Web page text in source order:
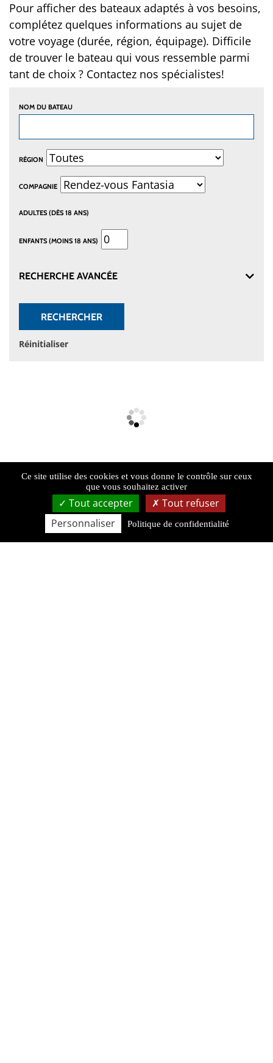
Pour afficher des bateaux adaptés à vos besoins,
complétez quelques informations au sujet de
votre voyage (durée, région, équipage). Difficile
de trouver le bateau qui vous ressemble parmi
tant de choix ? Contactez nos spécialistes!
NOM DU BATEAU
RÉGION
COMPAGNIE
ADULTES (DÈS 18 ANS)
ENFANTS (MOINS 18 ANS)
RECHERCHE AVANCÉE
RECHERCHER
Réinitialiser
Ce site utilise des cookies et vous donne le contrôle sur ceux
que vous souhaitez activer
Tout accepter
Tout refuser
Personnaliser
Politique de confidentialité